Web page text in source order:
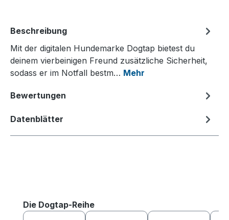
Beschreibung
Mit der digitalen Hundemarke Dogtap bietest du
deinem vierbeinigen Freund zusätzliche Sicherheit,
sodass er im Notfall bestm… Mehr
Bewertungen
Datenblätter
Produktgalerie überspringen
Die Dogtap-Reihe